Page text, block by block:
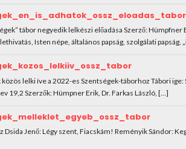
tábor negyedik lelkészi előadása Szerző: Hümpfner
Isten népe, általános papság, szolgálati papság,
lelki íve a 2022-es Szentségek-táborhoz Tábori
19,2 Szerzők: Hümpner Erik, Dr. Farkas László, […]
Dsida Jenő: Légy szent, Fiacskám! Reményik Sándor: